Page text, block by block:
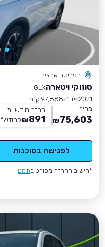
בפריסה ארצית
סוזוקי ויטארהGLX
2021 יד 1
97,888 ק״מ
מחיר
75,603
₪
החזר חודשי מ-
891
₪לחודש*
לפגישה בסוכנות
*חישוב ההחזר מפורט בתקנון